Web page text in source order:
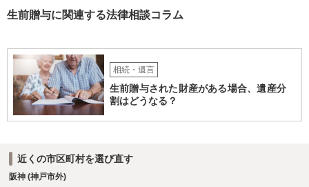
生前贈与に関連する法律相談コラム
相続・遺言
生前贈与された財産がある場合、遺産分
割はどうなる？
近くの市区町村を選び直す
阪神 (神戸市外)